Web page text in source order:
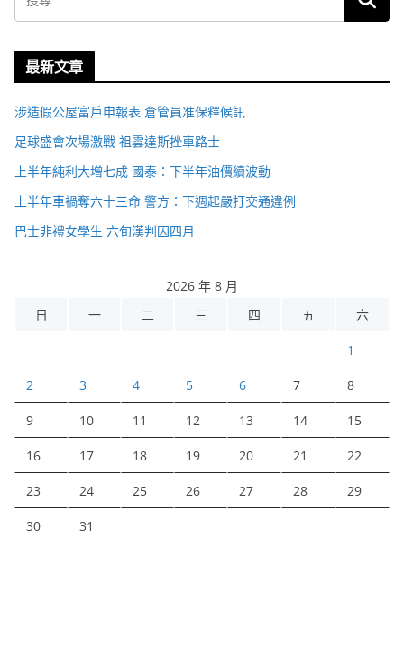
最新文章
涉造假公屋富戶申報表 倉管員准保釋候訊
足球盛會次場激戰 祖雲達斯挫車路士
上半年純利大增七成 國泰：下半年油價續波動
上半年車禍奪六十三命 警方：下週起嚴打交通違例
巴士非禮女學生 六旬漢判囚四月
2026 年 8 月
日
一 二 三 四 五 六
1
2 3 4 5 6 7 8
9 10 11 12 13 14 15
16 17 18 19 20 21 22
23 24 25 26 27 28 29
30 31